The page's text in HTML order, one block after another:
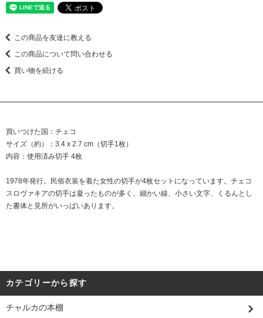
この商品を友達に教える
この商品について問い合わせる
買い物を続ける
買いつけた国：チェコ
サイズ（約）：3.4 x 2.7 cm（切手1枚）
内容：使用済み切手 4枚
1978年発行。民俗衣装を着た女性の切手が4枚セットになっています。チェコ
スロヴァキアの切手は凝ったものが多く、細かい線、小さい文字、くるんとし
た書体と見所がいっぱいあります。
カテゴリーから探す
チャルカの本棚